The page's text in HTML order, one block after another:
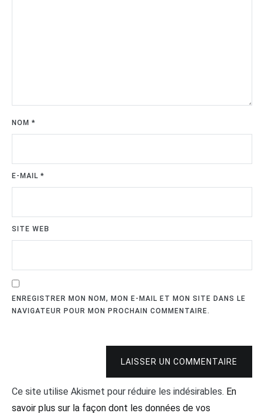
NOM*
E-MAIL*
SITE WEB
ENREGISTRER MON NOM, MON E-MAIL ET MON SITE DANS LE
NAVIGATEUR POUR MON PROCHAIN COMMENTAIRE.
LAISSER UN COMMENTAIRE
Ce site utilise Akismet pour réduire les indésirables. En
savoir plus sur la façon dont les données de vos